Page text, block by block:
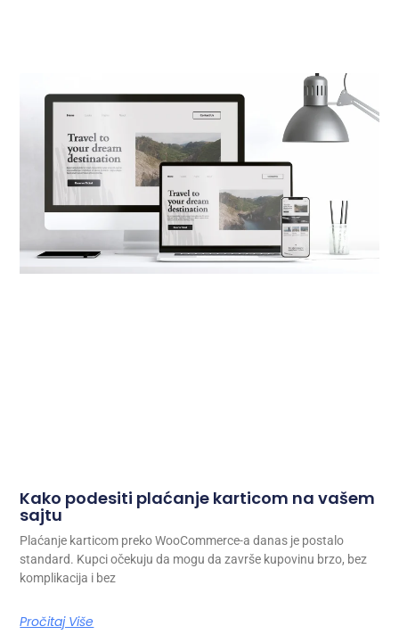
Kako podesiti plaćanje karticom na vašem
sajtu
Plaćanje karticom preko WooCommerce-a danas je postalo
standard. Kupci očekuju da mogu da završe kupovinu brzo, bez
komplikacija i bez
Pročitaj Više